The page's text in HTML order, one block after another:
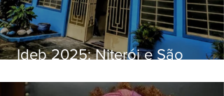
Ideb 2025: Niterói e São
distintos no ensino médio; veja